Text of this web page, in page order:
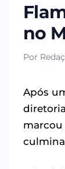
no
Por
Após
marcou